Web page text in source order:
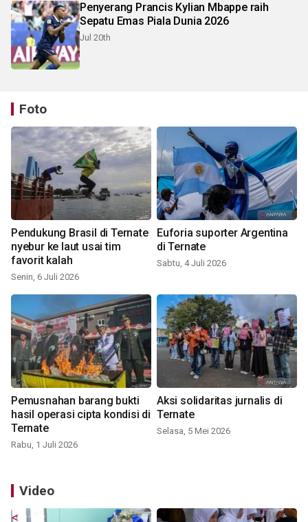
Penyerang Prancis Kylian Mbappe raih
Sepatu Emas Piala Dunia 2026
Jul 20th
Foto
Pendukung Brasil di Ternate
nyebur ke laut usai tim
favorit kalah
Senin, 6 Juli 2026
Euforia suporter Argentina
di Ternate
Sabtu, 4 Juli 2026
Pemusnahan barang bukti
hasil operasi cipta kondisi di
Ternate
Rabu, 1 Juli 2026
Aksi solidaritas jurnalis di
Ternate
Selasa, 5 Mei 2026
Video